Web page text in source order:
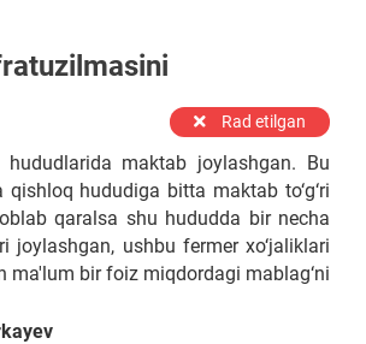
Rad etilgan
maktab joylashgan. Bu
qishloq hududiga bitta maktab to‘g‘ri
qaralsa shu hududda bir necha
joylashgan, ushbu fermer xo‘jaliklari
ma'lum bir foiz miqdordagi mablag‘ni
yilma yil ma'lum mablag‘ hisobidan